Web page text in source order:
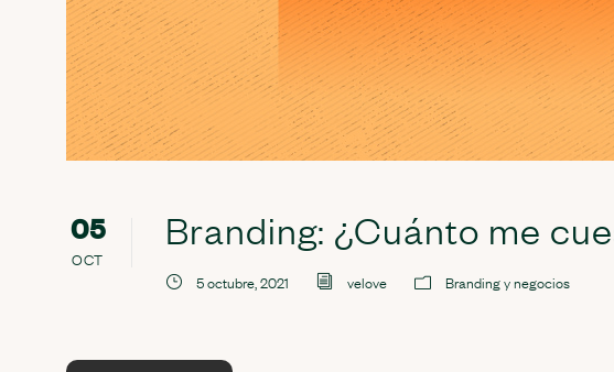
05
OCT
Branding: ¿Cuánto me
5 octubre, 2021 velove Branding y negocios